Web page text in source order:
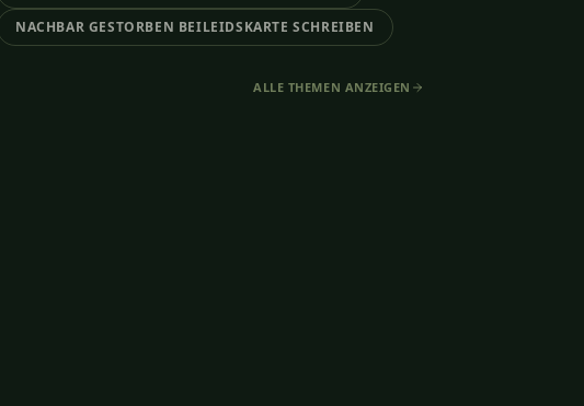
NACHBAR GESTORBEN BEILEIDSKARTE SCHREIBEN
ALLE THEMEN ANZEIGEN